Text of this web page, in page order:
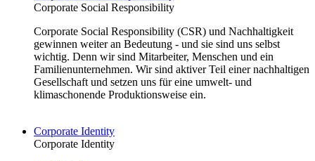
Corporate Social Responsibility
Corporate Social Responsibility (CSR) und Nachhaltigkeit
gewinnen weiter an Bedeutung - und sie sind uns selbst
wichtig. Denn wir sind Mitarbeiter, Menschen und ein
Familienunternehmen. Wir sind aktiver Teil einer nachhaltigen
Gesellschaft und setzen uns für eine umwelt- und
klimaschonende Produktionsweise ein.
Corporate Identity
Corporate Identity